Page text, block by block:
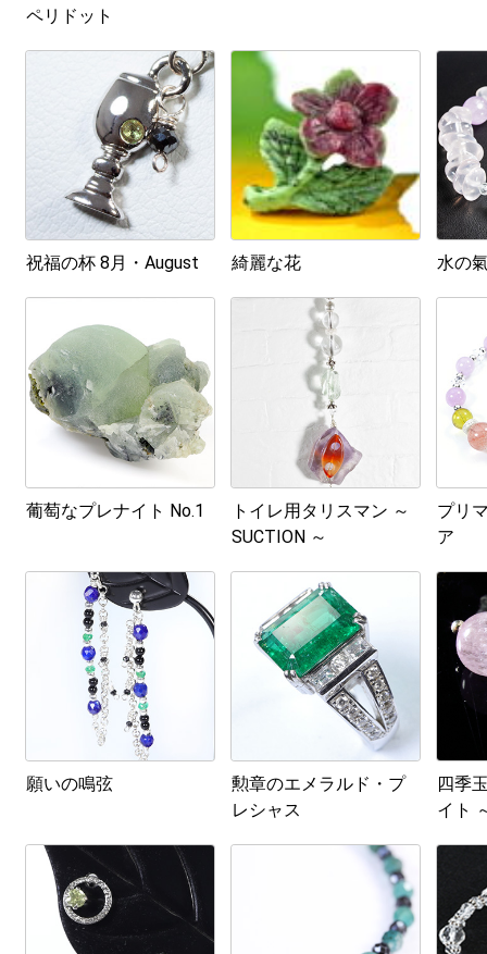
ペリドット
祝福の杯 8月・August 綺麗な花 水の
葡萄なプレナイト No.1
トイレ用タリスマン ～
SUCTION ～
プリ
ア
願いの鳴弦
勲章のエメラルド・プ
レシャス
四季
イト